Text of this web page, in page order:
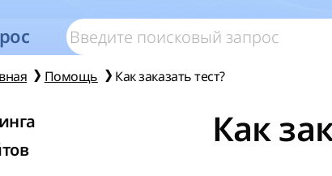
Помощь Как заказать тест?
Как